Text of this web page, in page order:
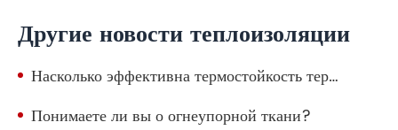
Другие новости теплоизоляции
Насколько эффективна термостойкость термостойкой втулки из стекловолокна, устойчивой к высоким температурам?
Понимаете ли вы о огнеупорной ткани?